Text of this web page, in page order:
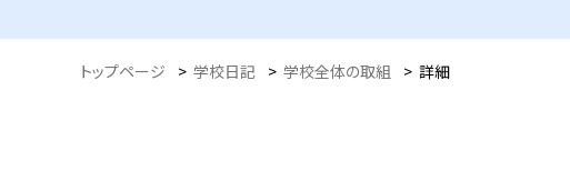
トップページ > 学校日記 > 学校全体の取組 > 詳細